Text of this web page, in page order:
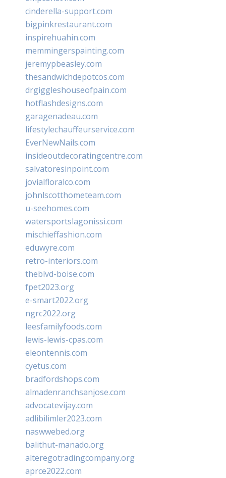
cinderella-support.com
bigpinkrestaurant.com
inspirehuahin.com
memmingerspainting.com
jeremypbeasley.com
thesandwichdepotcos.com
drgiggleshouseofpain.com
hotflashdesigns.com
garagenadeau.com
lifestylechauffeurservice.com
EverNewNails.com
insideoutdecoratingcentre.com
salvatoresinpoint.com
jovialfloralco.com
johnlscotthometeam.com
u-seehomes.com
watersportslagonissi.com
mischieffashion.com
eduwyre.com
retro-interiors.com
theblvd-boise.com
fpet2023.org
e-smart2022.org
ngrc2022.org
leesfamilyfoods.com
lewis-lewis-cpas.com
eleontennis.com
cyetus.com
bradfordshops.com
almadenranchsanjose.com
advocatevijay.com
adlibilimler2023.com
naswwebed.org
balithut-manado.org
alteregotradingcompany.org
aprce2022.com